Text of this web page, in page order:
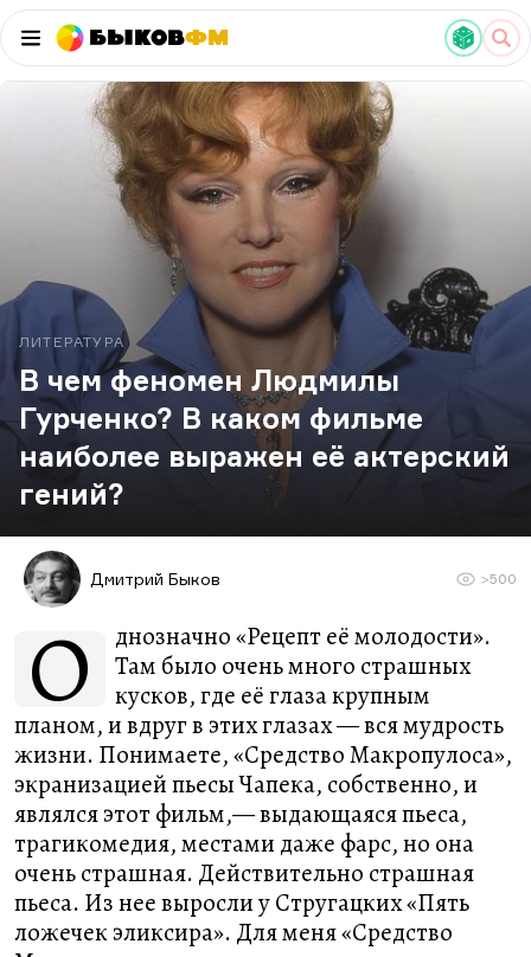
БыковФМ
ЛИТЕРАТУРА
В чем феномен Людмилы
Гурченко? В каком фильме
наиболее выражен её актерский
гений?
Дмитрий Быков >500
О
днозначно «Рецепт её молодости».
Там было очень много страшных
кусков, где её глаза крупным
планом, и вдруг в этих глазах — вся мудрость
жизни. Понимаете, «Средство Макропулоса»,
экранизацией пьесы Чапека, собственно, и
являлся этот фильм,— выдающаяся пьеса,
трагикомедия, местами даже фарс, но она
очень страшная. Действительно страшная
пьеса. Из нее выросли у Стругацких «Пять
ложечек эликсира». Для меня «Средство